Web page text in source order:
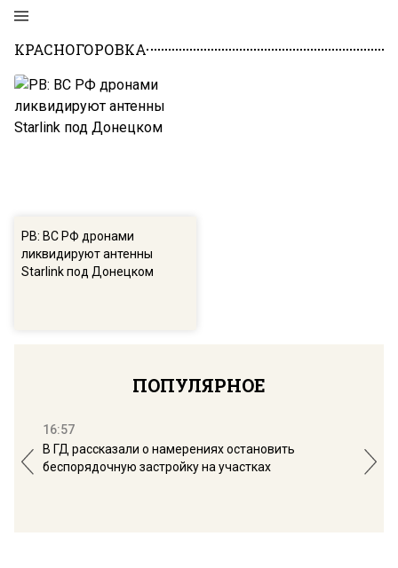
КРАСНОГОРОВКА
РВ: ВС РФ дронами
ликвидируют антенны
Starlink под Донецком
ПОПУЛЯРНОЕ
16:57
В ГД рассказали о намерениях остановить
беспорядочную застройку на участках